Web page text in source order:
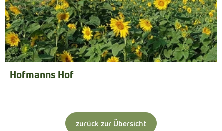
Hofmanns Hof
zurück zur Übersicht